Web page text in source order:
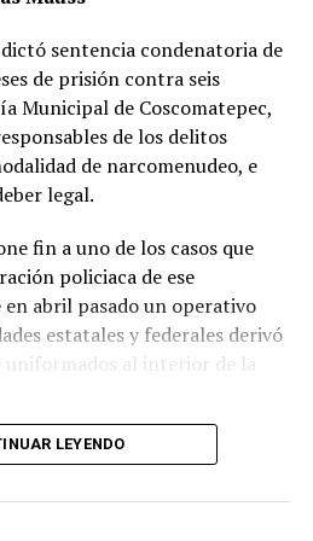
precaución, respetar los
la distancia de
especialmente durante la
el riesgo de accidentes se
de la región.
se vio afectada por algunos
las labores de auxilio y el
por parte de las autoridades.
fue restablecido de manera
sentencia condenatoria de
de prisión contra seis
Municipal de Coscomatepec,
de los delitos
de narcomenudeo, e
legal.
fin a uno de los casos que
policiaca de ese
abril pasado un operativo
estatales y federales derivó
al interior de la
el 10 de abril mediante un
de Marina (Semar) y de la
(SSP), quienes
LEYENDO